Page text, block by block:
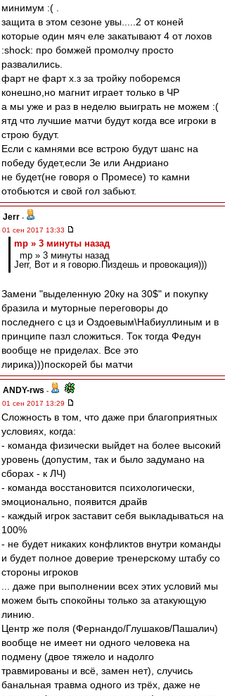
минимум :( .
защита в этом сезоне увы.....2 от коней
которые один мяч еле закатывают 4 от лохов
:shock: про бомжей промолчу просто
развалились.
фарт не фарт х.з за тройку поборемся
конешно,но магнит играет только в ЧР
а мы уже и раз в неделю выиграть не можем :(
ятд что лучшие матчи будут когда все игроки в
строю будут.
Если с камнями все встрою будут шанс на
победу будет,если Зе или Андриано
не будет(не говоря о Промесе) то камни
отобьются и свой гол забьют.
Jerr -
01 сен 2017 13:33
mp » 3 минуты назад
mp » 3 минуты назад
Jerr, Вот и я говорю.Пиздешь и провокация)))
Замени "выделенную 20ку на 30$" и покупку
бразила и муторные переговоры до
последнего с цз и Оздоевым\Набиуллиным и в
принципе пазл сложиться. Ток тогда Федун
вообще не приделах. Все это
лирика)))поскорей бы матчи
ANDY-rws -
01 сен 2017 13:29
Сложность в том, что даже при благоприятных
условиях, когда:
- команда физически выйдет на более высокий
уровень (допустим, так и было задумано на
сборах - к ЛЧ)
- команда восстановится психологически,
эмоционально, появится драйв
- каждый игрок заставит себя выкладываться на
100%
- не будет никаких конфликтов внутри команды
и будет полное доверие тренерскому штабу со
стороны игроков
... даже при выполнении всех этих условий мы
можем быть спокойны только за атакующую
линию.
Центр же поля (Фернандо/Глушаков/Пашалич)
вообще не имеет ни одного человека на
подмену (двое тяжело и надолго
травмированы и всё, замен нет), случись
банальная травма одного из трёх, даже не